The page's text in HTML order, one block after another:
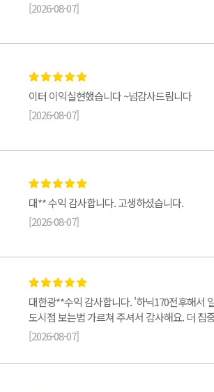
[2026-08-07]
이터 이익실현했습니다 ~넘감사드림니다
[2026-08-07]
대** 수익 감사합니다. 고생하셨습니다.
[2026-08-07]
대한광**수익 감사합니다. '하닉170전후해서
도시점 보는법 가르쳐 주셔서 감사해요. 더 집
[2026-08-07]